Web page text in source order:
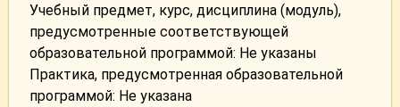
Учебный предмет, курс, дисциплина (модуль),
предусмотренные соответствующей
образовательной программой: Не указаны
Практика, предусмотренная образовательной
программой: Не указана